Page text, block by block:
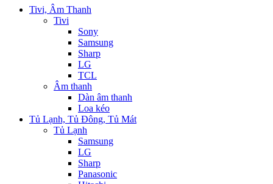
Tivi, Âm Thanh
Tivi
Sony
Samsung
Sharp
LG
TCL
Âm thanh
Dàn âm thanh
Loa kéo
Tủ Lạnh, Tủ Đông, Tủ Mát
Tủ Lạnh
Samsung
LG
Sharp
Panasonic